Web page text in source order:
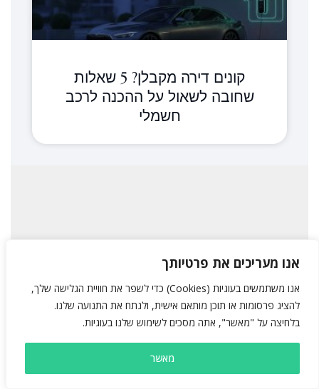
אנו מעריכים את פרטיותך
אנו משתמשים בעוגיות (Cookies) כדי לשפר את חוויית הגלישה שלך,
להציג פרסומות או תוכן מותאם אישית, ולנתח את התנועה שלנו.
בלחיצה על "מאשר", אתה מסכים לשימוש שלנו בעוגיות.
מאשר
קונים דירה מקבלן? 5 שאלות
שחובה לשאול על ההכנה לרכב
חשמלי
כבר למעלה מ -
15,000
+
עמדות שהתקנו
לרכישה